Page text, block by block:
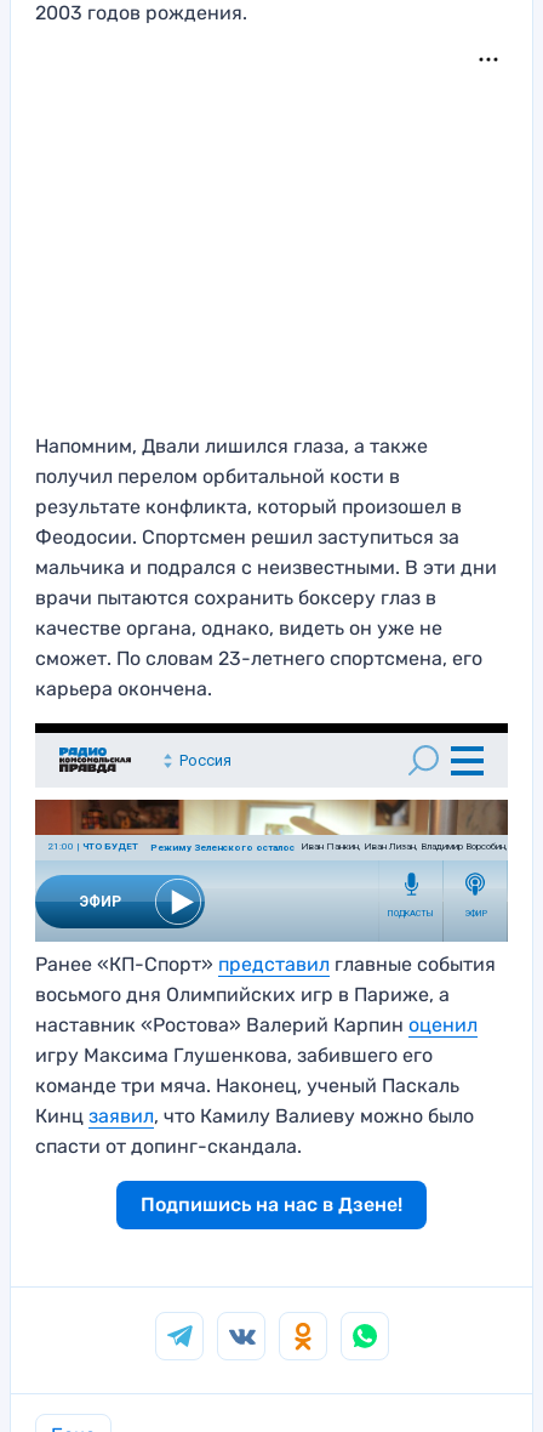
2003 годов рождения.
Напомним, Двали лишился глаза, а также
получил перелом орбитальной кости в
результате конфликта, который произошел в
Феодосии. Спортсмен решил заступиться за
мальчика и подрался с неизвестными. В эти дни
врачи пытаются сохранить боксеру глаз в
качестве органа, однако, видеть он уже не
сможет. По словам 23-летнего спортсмена, его
карьера окончена.
Ранее «КП-Спорт» представил главные события
восьмого дня Олимпийских игр в Париже, а
наставник «Ростова» Валерий Карпин оценил
игру Максима Глушенкова, забившего его
команде три мяча. Наконец, ученый Паскаль
Кинц заявил, что Камилу Валиеву можно было
спасти от допинг-скандала.
Подпишись на нас в Дзене!